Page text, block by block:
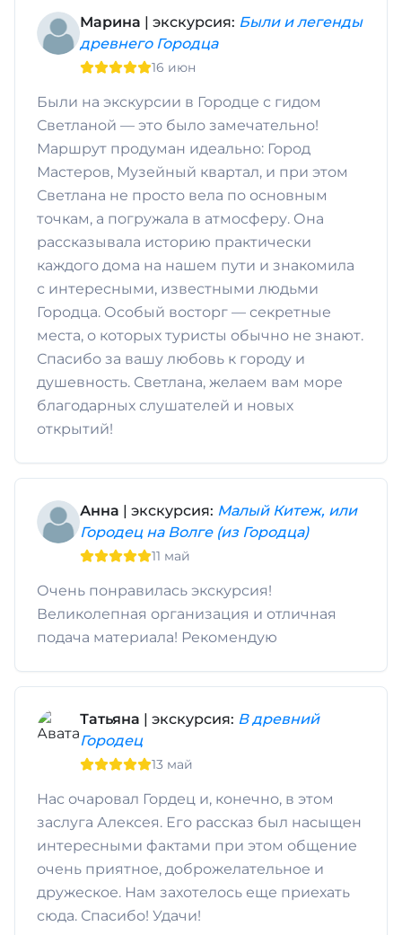
Марина | экскурсия: Были и легенды
древнего Городца
16 июн
Были на экскурсии в Городце с гидом
Светланой — это было замечательно!
Маршрут продуман идеально: Город
Мастеров, Музейный квартал, и при этом
Светлана не просто вела по основным
точкам, а погружала в атмосферу. Она
рассказывала историю практически
каждого дома на нашем пути и знакомила
с интересными, известными людьми
Городца. Особый восторг — секретные
места, о которых туристы обычно не знают.
Спасибо за вашу любовь к городу и
душевность. Светлана, желаем вам море
благодарных слушателей и новых
открытий!
Анна | экскурсия: Малый Китеж, или
Городец на Волге (из Городца)
11 май
Очень понравилась экскурсия!
Великолепная организация и отличная
подача материала! Рекомендую
Татьяна | экскурсия: В древний
Городец
13 май
Нас очаровал Гордец и, конечно, в этом
заслуга Алексея. Его рассказ был насыщен
интересными фактами при этом общение
очень приятное, доброжелательное и
дружеское. Нам захотелось еще приехать
сюда. Спасибо! Удачи!